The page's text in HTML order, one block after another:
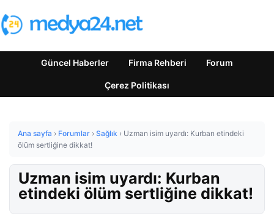
Güncel Haberler Firma Rehberi Forum
Çerez Politikası
Ana sayfa › Forumlar › Sağlık › Uzman isim uyardı: Kurban etindeki
ölüm sertliğine dikkat!
Uzman isim uyardı: Kurban
etindeki ölüm sertliğine dikkat!